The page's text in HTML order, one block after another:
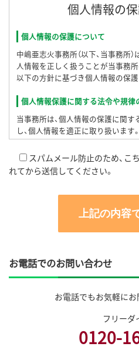
個人情報の
個人情報の保護について
中嶋亜志火事務所（以下、当事務所
人情報を正しく扱うことが当事務
以下の方針に基づき個人情報の保護
個人情報保護に関する法令や規律
当事務所は、個人情報の保護に関
し、個人情報を適正に取り扱います。
個人情報の取得
当事務所が個人情報を取得する際に
個人情報の利用目的
目的で取得、利用させていただき、
法務局提出書類の作成及び登記又
裁判所提出書類の作成及び認定司
官公署提出書類の作成及び許認可
この目的を達成するために、お客
まれる場合は、十分認識して慎重に
スパムメール防止のため、こ
れてから送信してください。
お電話でのお問い合わせ
お電話でもお気軽にお
フリーダ
0120-